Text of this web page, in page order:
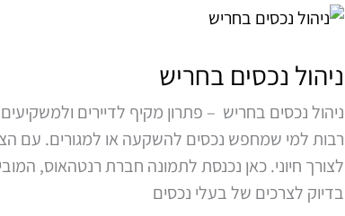
ניהול נכסים בחריש
ניהול נכסים בחריש – פתרון מקיף לדיירים
רבות למי שמחפש נכסים להשקעה או למגורים. עם
לצורך חיוני. כאן נכנסת לתמונה חברת רנטהאוס,
בדיוק לצרכים של בעלי נכסים
ניהול
בחריש